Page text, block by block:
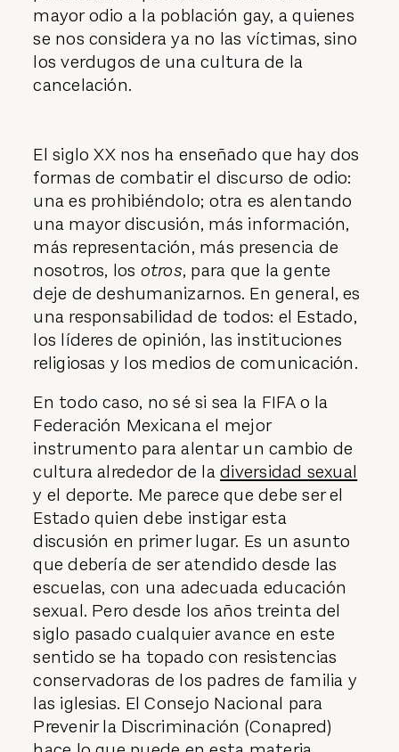
mayor odio a la población gay, a quienes
se nos considera ya no las víctimas, sino
los verdugos de una cultura de la
cancelación.
El siglo XX nos ha enseñado que hay dos
formas de combatir el discurso de odio:
una es prohibiéndolo; otra es alentando
una mayor discusión, más información,
más representación, más presencia de
nosotros, los otros, para que la gente
deje de deshumanizarnos. En general, es
una responsabilidad de todos: el Estado,
los líderes de opinión, las instituciones
religiosas y los medios de comunicación.
En todo caso, no sé si sea la FIFA o la
Federación Mexicana el mejor
instrumento para alentar un cambio de
cultura alrededor de ladiversidad sexual
y el deporte. Me parece que debe ser el
Estado quien debe instigar esta
discusión en primer lugar. Es un asunto
que debería de ser atendido desde las
escuelas, con una adecuada educación
sexual. Pero desde los años treinta del
siglo pasado cualquier avance en este
sentido se ha topado con resistencias
conservadoras de los padres de familia y
las iglesias. El Consejo Nacional para
Prevenir la Discriminación (Conapred)